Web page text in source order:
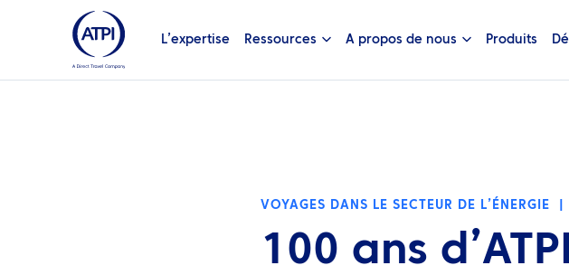
L’expertise Ressources A propos de nous Produits
VOYAGES DANS LE SECTEUR DE L’ÉNERGIE
100 ans